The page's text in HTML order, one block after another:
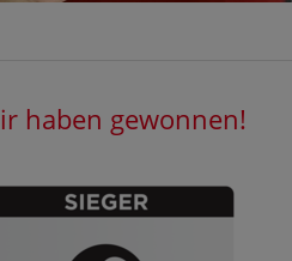
haben gewonnen!